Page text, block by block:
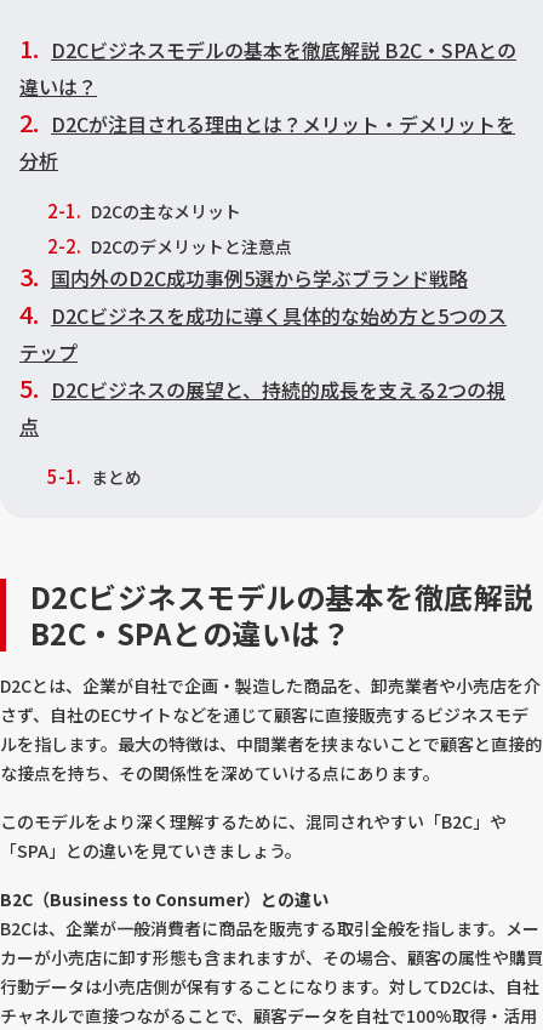
D2Cビジネスモデルの基本を徹底解説 B2C・SPAとの
違いは？
D2Cが注目される理由とは？メリット・デメリットを
分析
D2Cの主なメリット
D2Cのデメリットと注意点
国内外のD2C成功事例5選から学ぶブランド戦略
D2Cビジネスを成功に導く具体的な始め方と5つのス
テップ
D2Cビジネスの展望と、持続的成長を支える2つの視
点
まとめ
D2Cビジネスモデルの基本を徹底解説
B2C・SPAとの違いは？
D2Cとは、企業が自社で企画・製造した商品を、卸売業者や小売店を介
さず、自社のECサイトなどを通じて顧客に直接販売するビジネスモデ
ルを指します。最大の特徴は、中間業者を挟まないことで顧客と直接的
な接点を持ち、その関係性を深めていける点にあります。
このモデルをより深く理解するために、混同されやすい「B2C」や
「SPA」との違いを見ていきましょう。
B2C（Business to Consumer）との違い
B2Cは、企業が一般消費者に商品を販売する取引全般を指します。メー
カーが小売店に卸す形態も含まれますが、その場合、顧客の属性や購買
行動データは小売店側が保有することになります。対してD2Cは、自社
チャネルで直接つながることで、顧客データを自社で100%取得・活用